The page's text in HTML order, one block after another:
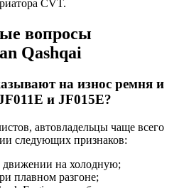
CVT.
вопросы
Qashqai
на износ ремня и
и JF015E?
автовладельцы чаще всего
следующих признаков:
движении на холодную;
плавном разгоне;